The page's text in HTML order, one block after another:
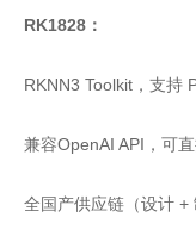
RK1828：
RKNN3 Toolkit，支持
兼容OpenAI API，可
全国产供应链（设计 +